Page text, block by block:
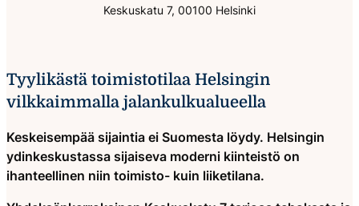
Keskuskatu 7, 00100 Helsinki
Tyylikästä toimistotilaa Helsingin
vilkkaimmalla jalankulkualueella
Keskeisempää sijaintia ei Suomesta löydy. Helsingin
ydinkeskustassa sijaiseva moderni kiinteistö on
ihanteellinen niin toimisto- kuin liiketilana.